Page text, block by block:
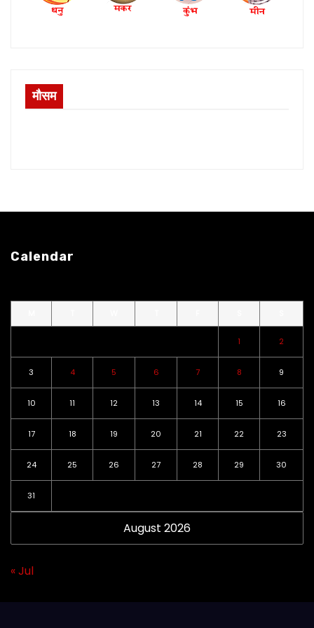
मौसम
Calendar
August 2026
1 2
3 4 5 6 7 8 9
10 11 12 13 14 15 16
17 18 19 20 21 22 23
24 25 26 27 28 29 30
31
« Jul